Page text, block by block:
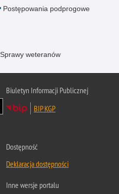
Postępowania podprogowe
Sprawy weteranów
Biuletyn Informacji Publicznej
BIP KGP
Dostępność
Deklaracja dostępności
Inne wersje portalu